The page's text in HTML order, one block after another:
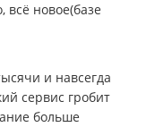
всё новое(базе
и навсегда
сервис гробит
больше